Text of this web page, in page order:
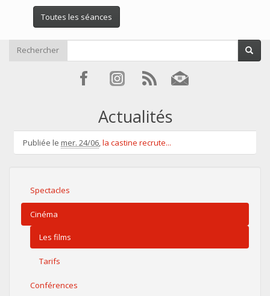
Toutes les séances
Rechercher
Actualités
Publiée le mer. 24/06,la castine recrute...
Spectacles
Cinéma
Les films
Tarifs
Conférences